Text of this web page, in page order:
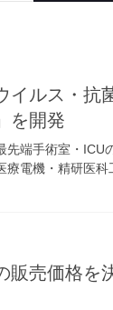
ルス・抗
を開発
端手術室・ICU
電機・精研医
売価格を